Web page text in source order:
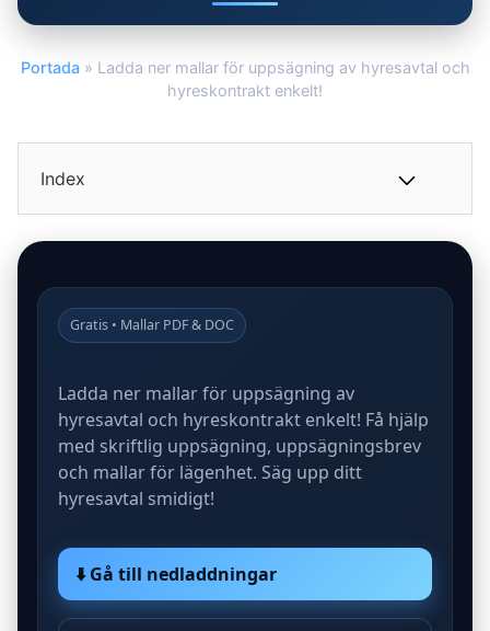
Portada» Ladda ner mallar för uppsägning av hyresavtal och
hyreskontrakt enkelt!
Index
Gratis • Mallar PDF & DOC
Ladda ner mallar för uppsägning av
hyresavtal och hyreskontrakt enkelt! Få hjälp
med skriftlig uppsägning, uppsägningsbrev
och mallar för lägenhet. Säg upp ditt
hyresavtal smidigt!
⬇️ Gå till nedladdningar